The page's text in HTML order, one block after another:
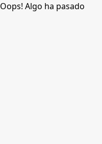
Oops! Algo ha pasado